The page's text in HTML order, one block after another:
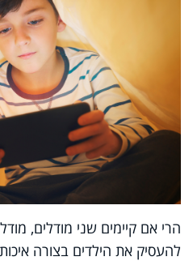
הרי אם קיימים שני מודלים,
להעסיק את הילדים בצורה